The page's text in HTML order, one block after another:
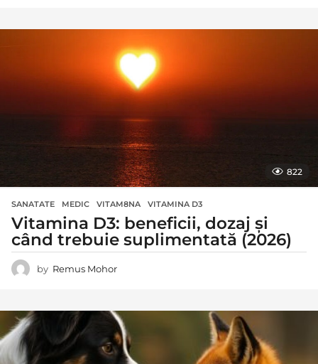
822
SANATATE MEDIC ,VITAM8NA ,VITAMINA D3
Vitamina D3: beneficii, dozaj și
când trebuie suplimentată (2026)
by Remus Mohor